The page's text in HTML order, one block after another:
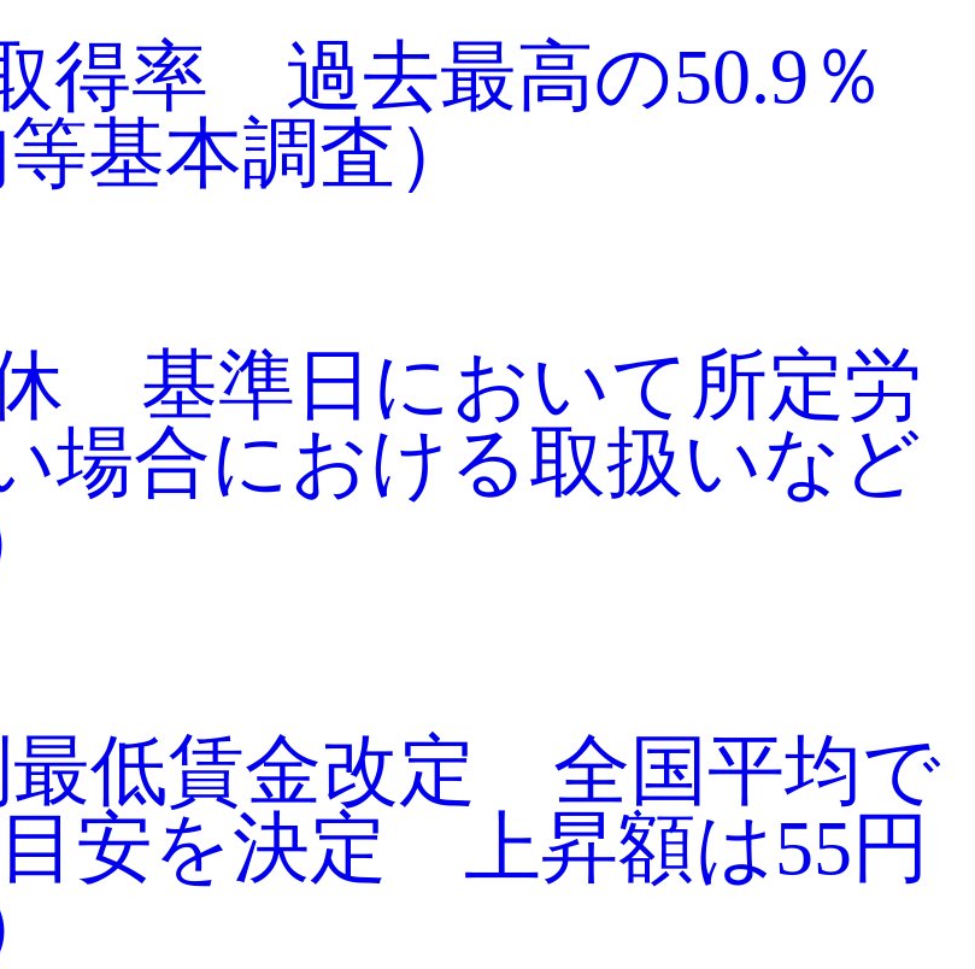
得率 過去最高の50.9％
基本調査）
基準日において所定労
場合における取扱いなど
最低賃金改定 全国平均で
安を決定 上昇額は55円